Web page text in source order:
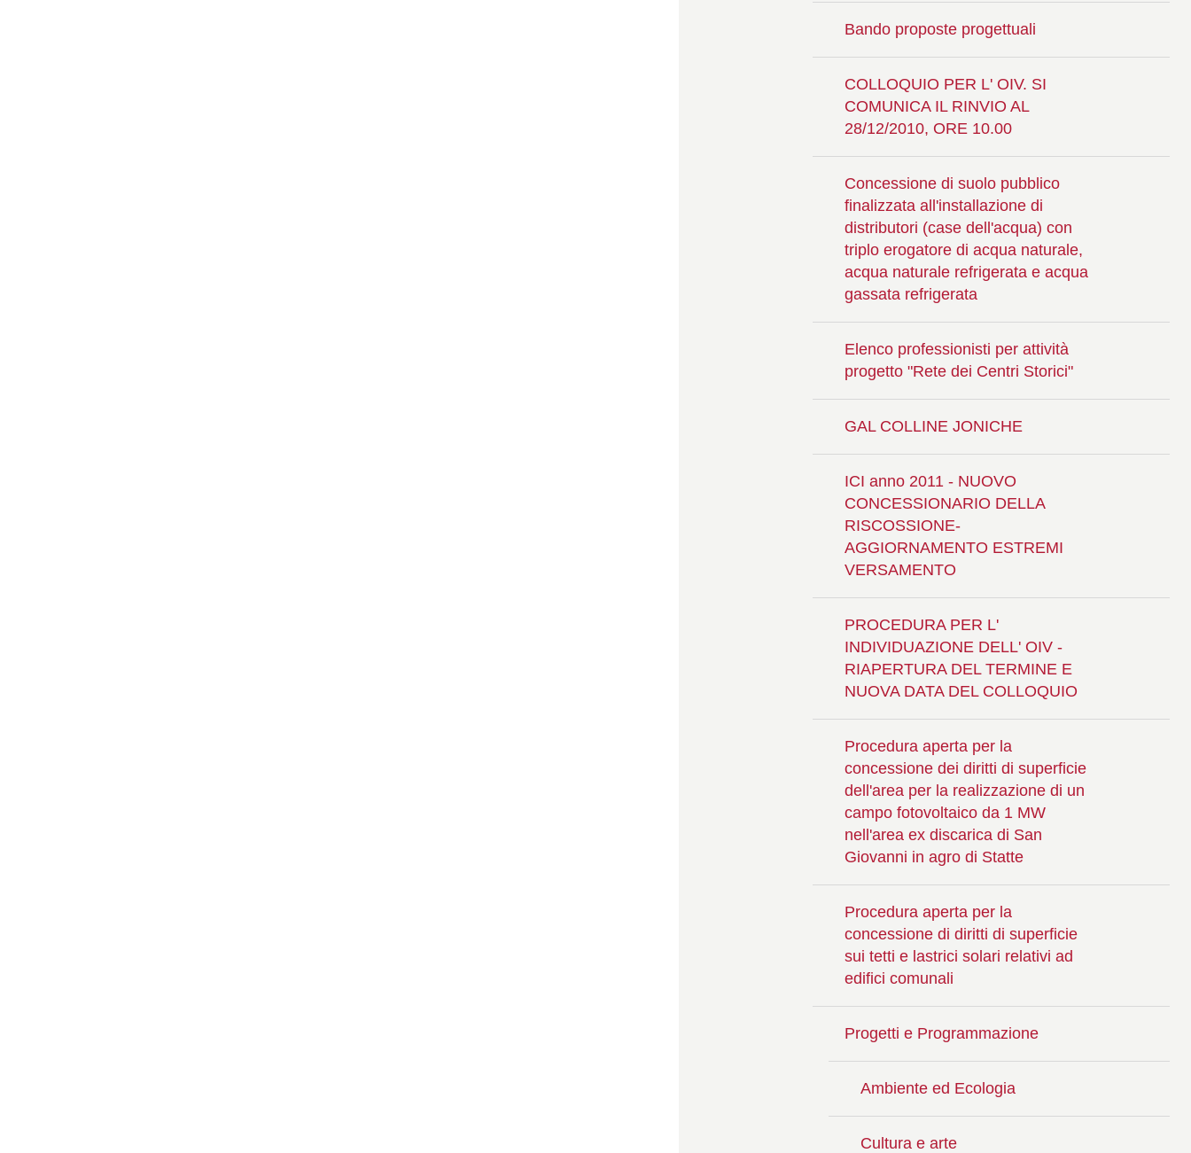
Bando proposte progettuali
COLLOQUIO PER L' OIV. SI
COMUNICA IL RINVIO AL
28/12/2010, ORE 10.00
Concessione di suolo pubblico
finalizzata all'installazione di
distributori (case dell'acqua) con
triplo erogatore di acqua naturale,
acqua naturale refrigerata e acqua
gassata refrigerata
Elenco professionisti per attività
progetto "Rete dei Centri Storici"
GAL COLLINE JONICHE
ICI anno 2011 - NUOVO
CONCESSIONARIO DELLA
RISCOSSIONE-
AGGIORNAMENTO ESTREMI
VERSAMENTO
PROCEDURA PER L'
INDIVIDUAZIONE DELL' OIV -
RIAPERTURA DEL TERMINE E
NUOVA DATA DEL COLLOQUIO
Procedura aperta per la
concessione dei diritti di superficie
dell'area per la realizzazione di un
campo fotovoltaico da 1 MW
nell'area ex discarica di San
Giovanni in agro di Statte
Procedura aperta per la
concessione di diritti di superficie
sui tetti e lastrici solari relativi ad
edifici comunali
Progetti e Programmazione
Ambiente ed Ecologia
Cultura e arte